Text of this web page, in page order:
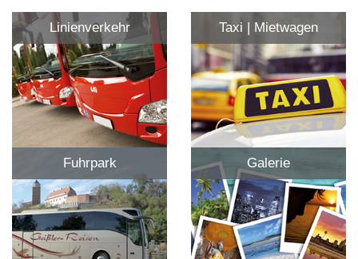
Linienverkehr Taxi | Mietwagen
Fuhrpark Galerie